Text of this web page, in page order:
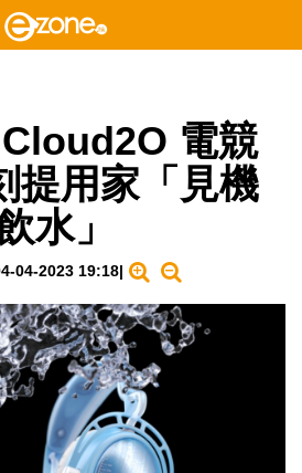
電競
提用家「見機
水」
04-2023 19:18|